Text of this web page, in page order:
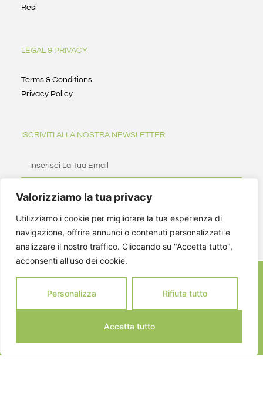
Valorizziamo la tua privacy
Utilizziamo i cookie per migliorare la tua esperienza di
navigazione, offrire annunci o contenuti personalizzati e
analizzare il nostro traffico. Cliccando su "Accetta tutto",
acconsenti all'uso dei cookie.
Personalizza Rifiuta tutto
Accetta tutto
Resi
LEGAL & PRIVACY
Terms & Conditions
Privacy Policy
ISCRIVITI ALLA NOSTRA NEWSLETTER